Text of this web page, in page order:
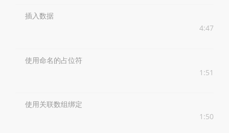
插入数据
4:47
使用命名的占位符
1:51
使用关联数组绑定
1:50